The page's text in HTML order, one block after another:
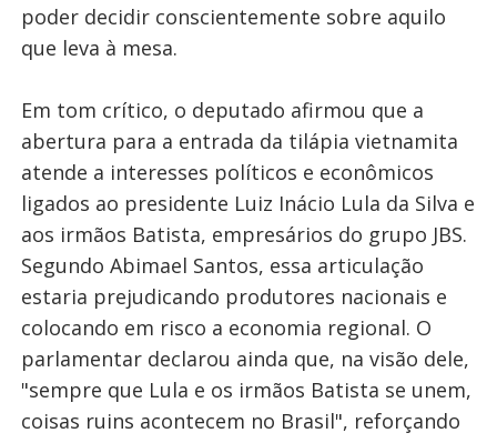
poder decidir conscientemente sobre aquilo
que leva à mesa.
Em tom crítico, o deputado afirmou que a
abertura para a entrada da tilápia vietnamita
atende a interesses políticos e econômicos
ligados ao presidente Luiz Inácio Lula da Silva e
aos irmãos Batista, empresários do grupo JBS.
Segundo Abimael Santos, essa articulação
estaria prejudicando produtores nacionais e
colocando em risco a economia regional. O
parlamentar declarou ainda que, na visão dele,
"sempre que Lula e os irmãos Batista se unem,
coisas ruins acontecem no Brasil", reforçando